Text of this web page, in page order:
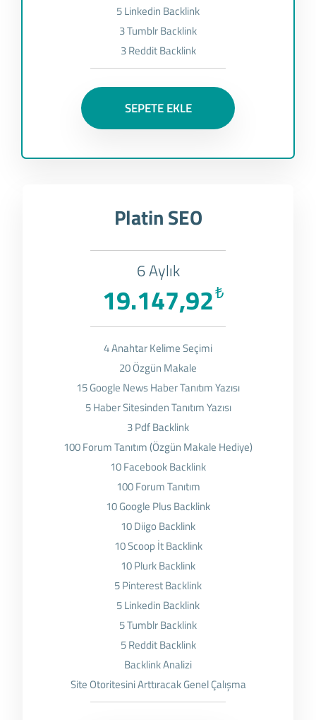
5 Linkedin Backlink
3 Tumblr Backlink
3 Reddit Backlink
SEPETE EKLE
Platin SEO
6 Aylık
₺
19.147,92
4 Anahtar Kelime Seçimi
20 Özgün Makale
15 Google News Haber Tanıtım Yazısı
5 Haber Sitesinden Tanıtım Yazısı
3 Pdf Backlink
100 Forum Tanıtım (Özgün Makale Hediye)
10 Facebook Backlink
100 Forum Tanıtım
10 Google Plus Backlink
10 Diigo Backlink
10 Scoop İt Backlink
10 Plurk Backlink
5 Pinterest Backlink
5 Linkedin Backlink
5 Tumblr Backlink
5 Reddit Backlink
Backlink Analizi
Site Otoritesini Arttıracak Genel Çalışma